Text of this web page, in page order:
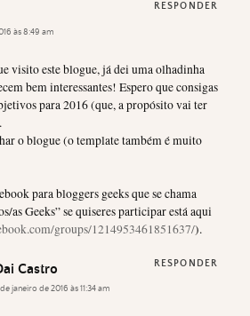
às 8:49 am
visito este blogue, já dei uma olhadinha
bem interessantes! Espero que consigas
para 2016 (que, a propósito vai ter
o blogue (o template também é muito
para bloggers geeks que se chama
as Geeks” se quiseres participar está aqui
groups/1214953461851637/).
RESPONDER
Castro
janeiro de 2016 às 11:34 am
RESPONDER